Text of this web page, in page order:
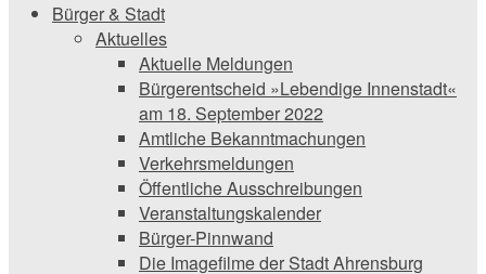
Bürger & Stadt
Aktuelles
Aktuelle Meldungen
Bürgerentscheid »Lebendige Innenstadt«
am 18. September 2022
Amtliche Bekanntmachungen
Verkehrsmeldungen
Öffentliche Ausschreibungen
Veranstaltungskalender
Bürger-Pinnwand
Die Imagefilme der Stadt Ahrensburg